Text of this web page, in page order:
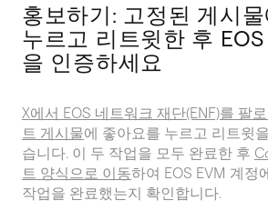
홍보하기: 고정된 게시
누르고 리트윗한 후
을 인증하세요
X에서 EOS 네트워크 재단(ENF)를 팔
트 게시물에 좋아요를 누르고 리트윗
습니다. 이 두 작업을 모두 완료한 후
트 양식으로 이동하여 EOS EVM 계정
작업을 완료했는지 확인합니다.